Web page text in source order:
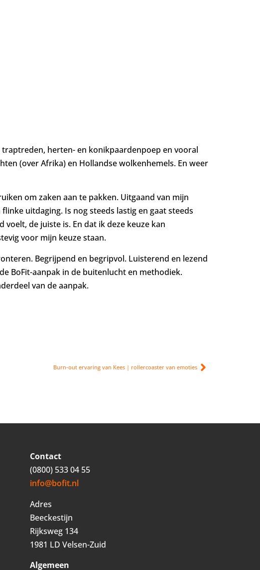
herten- en konikpaardenpoep en vooral
(over Afrika) en Hollandse wolkenhemels. En weer
om zaken aan te pakken. Uitgaand van mijn
uitdaging. Is nog steeds lastig en gaat steeds
de juiste is. En dat ik deze keuze kan
voor mijn keuze staan.
Begrijpend en begripvol. Luisterend en lezend
BoFit-aanpak in de buitenlucht en methodiek.
van de aanpak.
Burn-out ervaring van Kees | rollercoaster van emoties
Contact
(0800) 533 04 55
info@bofit.nl
Adres
Beeckestijn
Rijksweg 134
1981 LD Velsen-Zuid
Algemeen